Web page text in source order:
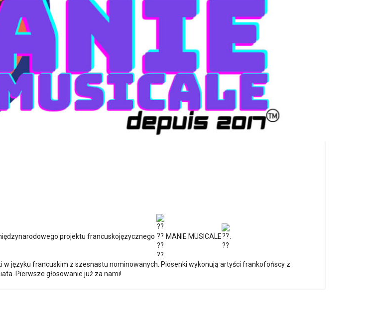
projektu francuskojęzycznego MANIE MUSICALE
języku francuskim z szesnastu nominowanych. Piosenki wykonują artyści frankofońscy z
Pierwsze głosowanie już za nami!